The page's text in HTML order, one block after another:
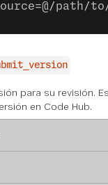
path/
para su revisión.
en Code Hub.